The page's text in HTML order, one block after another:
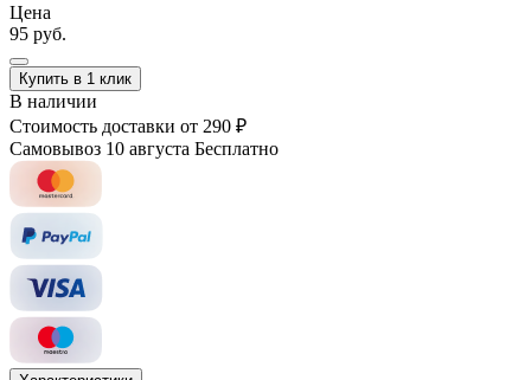
Цена
95 руб.
Купить в 1 клик
В наличии
Стоимость доставки от 290 ₽
Самовывоз 10 августа Бесплатно